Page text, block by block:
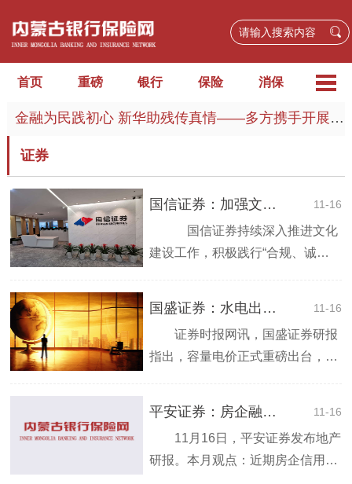
首页 重磅 银行 保险 消保
金融为民践初心 新华助残传真情——多方携手开展公益活动 以金融力量守护幸福底色
证券
国信证券：加强文化建设，深入开展“财富中国行”系列活动，更好服务群众财富管理需求 11-16
国信证券持续深入推进文化
建设工作，积极践行“合规、诚
国盛证券：水电出力持续改善 把握长期投资价值 11-16
证券时报网讯，国盛证券研报
指出，容量电价正式重磅出台，保
平安证券：房企融资再获表态支持，楼市端压力犹在 11-16
11月16日，平安证券发布地产
研报。本月观点：近期房企信用